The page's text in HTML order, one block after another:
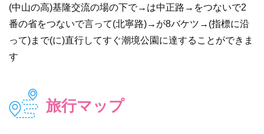
(中山の高)基隆交流の場の下で→は中正路→をつないで2
番の省をつないで言って(北寧路)→が8バケツ→(指標に沿
って)まで(に)直行してすぐ潮境公園に達することができま
す
旅行マップ